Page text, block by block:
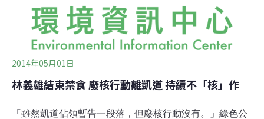
口氣地說，林義雄停止禁食，大家感到很安慰、寬心。未
來將要求黨團在立法院嚴格把關，至於民進黨原
2014年05月01日
林義雄結束禁食 廢核行動離凱道 持續不「核」作
「雖然凱道佔領暫告一段落，但廢核行動沒有。」綠色公